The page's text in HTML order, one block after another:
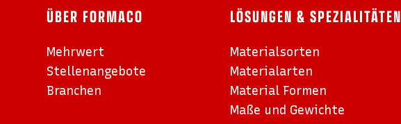
ÜBER FORMACO
Mehrwert
Stellenangebote
Branchen
LÖSUNGEN & SPEZIALITÄTEN
Materialsorten
Materialarten
Material Formen
Maße und Gewichte